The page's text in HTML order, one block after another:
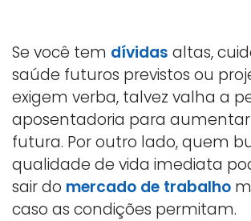
Se você tem dívidas altas,
saúde futuros previstos ou
exigem verba, talvez valha a
aposentadoria para
futura. Por outro lado, quem
qualidade de vida imediata
sair do mercado de trabalho
caso as condições permitam.